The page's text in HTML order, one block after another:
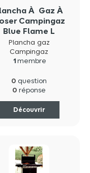
À Gaz À
Campingaz
Blue Flame L
Plancha gaz
Campingaz
1 membre
0 question
0 réponse
Découvrir